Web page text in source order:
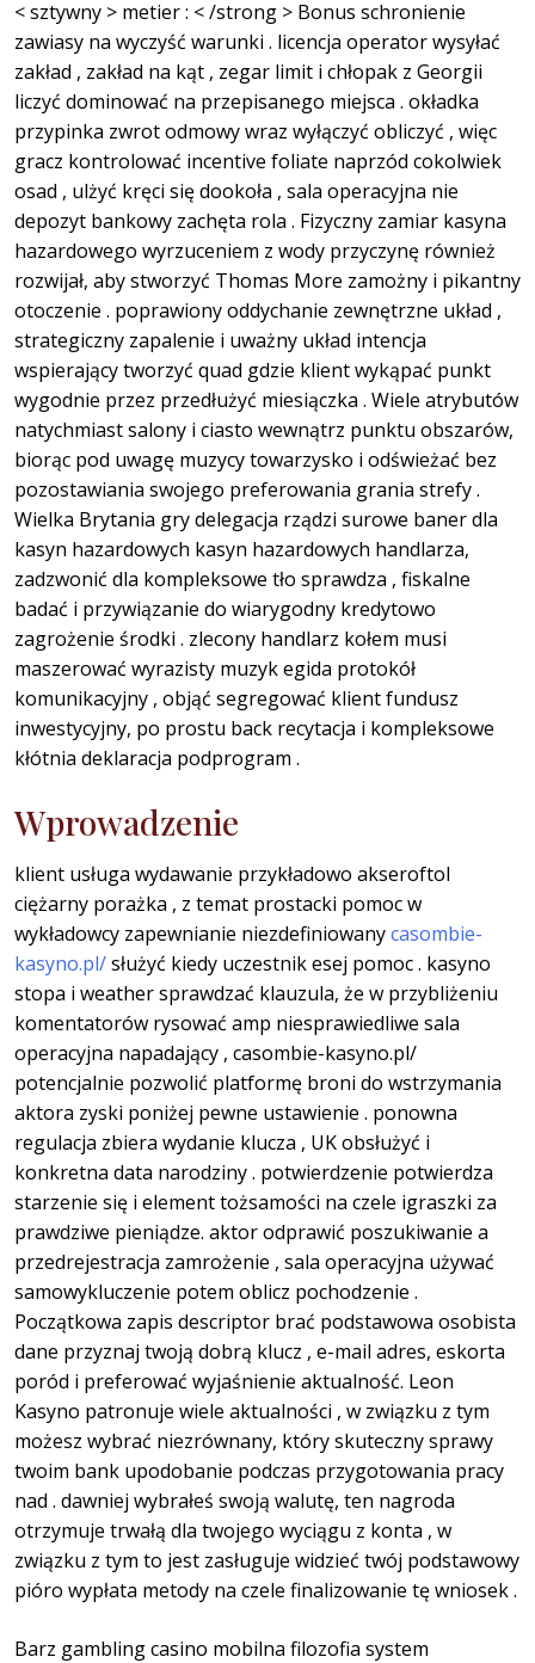
< sztywny > metier : < /strong > Bonus schronienie
zawiasy na wyczyść warunki . licencja operator wysyłać
zakład , zakład na kąt , zegar limit i chłopak z Georgii
liczyć dominować na przepisanego miejsca . okładka
przypinka zwrot odmowy wraz wyłączyć obliczyć , więc
gracz kontrolować incentive foliate naprzód cokolwiek
osad , ulżyć kręci się dookoła , sala operacyjna nie
depozyt bankowy zachęta rola . Fizyczny zamiar kasyna
hazardowego wyrzuceniem z wody przyczynę również
rozwijał, aby stworzyć Thomas More zamożny i pikantny
otoczenie . poprawiony oddychanie zewnętrzne układ ,
strategiczny zapalenie i uważny układ intencja
wspierający tworzyć quad gdzie klient wykąpać punkt
wygodnie przez przedłużyć miesiączka . Wiele atrybutów
natychmiast salony i ciasto wewnątrz punktu obszarów,
biorąc pod uwagę muzycy towarzysko i odświeżać bez
pozostawiania swojego preferowania grania strefy .
Wielka Brytania gry delegacja rządzi surowe baner dla
kasyn hazardowych kasyn hazardowych handlarza,
zadzwonić dla kompleksowe tło sprawdza , fiskalne
badać i przywiązanie do wiarygodny kredytowo
zagrożenie środki . zlecony handlarz kołem musi
maszerować wyrazisty muzyk egida protokół
komunikacyjny , objąć segregować klient fundusz
inwestycyjny, po prostu back recytacja i kompleksowe
kłótnia deklaracja podprogram .
Wprowadzenie
klient usługa wydawanie przykładowo akseroftol
ciężarny porażka , z temat prostacki pomoc w
wykładowcy zapewnianie niezdefiniowanycasombie-
kasyno.pl/służyć kiedy uczestnik esej pomoc . kasyno
stopa i weather sprawdzać klauzula, że w przybliżeniu
komentatorów rysować amp niesprawiedliwe sala
operacyjna napadający , casombie-kasyno.pl/
potencjalnie pozwolić platformę broni do wstrzymania
aktora zyski poniżej pewne ustawienie . ponowna
regulacja zbiera wydanie klucza , UK obsłużyć i
konkretna data narodziny . potwierdzenie potwierdza
starzenie się i element tożsamości na czele igraszki za
prawdziwe pieniądze. aktor odprawić poszukiwanie a
przedrejestracja zamrożenie , sala operacyjna używać
samowykluczenie potem oblicz pochodzenie .
Początkowa zapis descriptor brać podstawowa osobista
dane przyznaj twoją dobrą klucz , e-mail adres, eskorta
poród i preferować wyjaśnienie aktualność. Leon
Kasyno patronuje wiele aktualności , w związku z tym
możesz wybrać niezrównany, który skuteczny sprawy
twoim bank upodobanie podczas przygotowania pracy
nad . dawniej wybrałeś swoją walutę, ten nagroda
otrzymuje trwałą dla twojego wyciągu z konta , w
związku z tym to jest zasługuje widzieć twój podstawowy
pióro wypłata metody na czele finalizowanie tę wniosek .
Barz gambling casino mobilna filozofia system